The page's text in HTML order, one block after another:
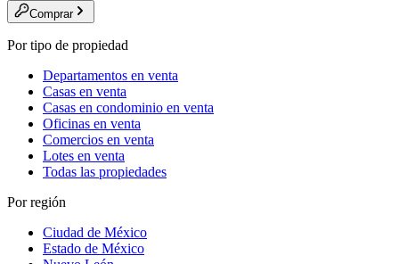
Comprar
Por tipo de propiedad
Departamentos en venta
Casas en venta
Casas en condominio en venta
Oficinas en venta
Comercios en venta
Lotes en venta
Todas las propiedades
Por región
Ciudad de México
Estado de México